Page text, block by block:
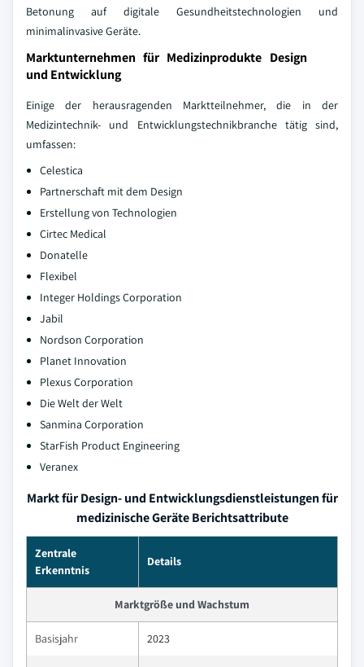
Betonung auf digitale Gesundheitstechnologien und
minimalinvasive Geräte.
Marktunternehmen für Medizinprodukte Design
und Entwicklung
Einige der herausragenden Marktteilnehmer, die in der
Medizintechnik- und Entwicklungstechnikbranche tätig sind,
umfassen:
Celestica
Partnerschaft mit dem Design
Erstellung von Technologien
Cirtec Medical
Donatelle
Flexibel
Integer Holdings Corporation
Jabil
Nordson Corporation
Planet Innovation
Plexus Corporation
Die Welt der Welt
Sanmina Corporation
StarFish Product Engineering
Veranex
Markt für Design- und Entwicklungsdienstleistungen für
medizinische Geräte Berichtsattribute
Zentrale
Erkenntnis
Details
Marktgröße und Wachstum
Basisjahr 2023